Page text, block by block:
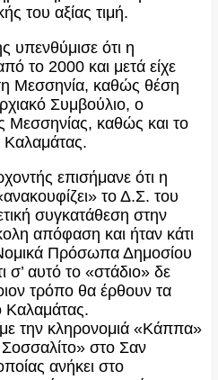
του αξίας τιμή.
υπενθύμισε ότι η
το 2000 και μετά είχε
Μεσσηνία, καθώς θέση
Συμβούλιο, ο
Μεσσηνίας, καθώς και το
Καλαμάτας.
επισήμανε ότι η
το Δ.Σ. του
συγκατάθεση στην
απόφαση και ήταν κάτι
Πρόσωπα Δημοσίου
σ’ αυτό το «στάδιο» δε
τρόπο θα έρθουν τα
Καλαμάτας.
την κληρονομιά «Κάππα»
στο Σαν
ανήκει στο